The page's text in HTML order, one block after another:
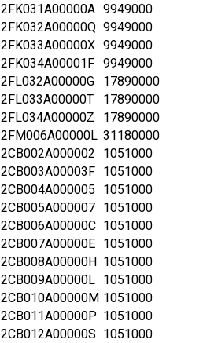
2FK031A00000A 9949000
2FK032A00000Q 9949000
2FK033A00000X 9949000
2FK034A00001F 9949000
2FL032A00000G
17890000
2FL033A00000T
17890000
2FL034A00000Z
17890000
2FM006A00000L 31180000
2CB002A000002
1051000
2CB003A00003F 1051000
2CB004A000005
1051000
2CB005A000007 1051000
2CB006A00000C 1051000
2CB007A00000E 1051000
2CB008A00000H 1051000
2CB009A00000L 1051000
2CB010A00000M 1051000
2CB011A00000P 1051000
2CB012A00000S 1051000